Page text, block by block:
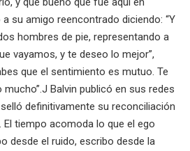
a su amigo reencontrado diciendo: “Y
hombres de pie, representando a
vayamos, y te deseo lo mejor”,
que el sentimiento es mutuo. Te
Balvin publicó en sus redes
definitivamente su reconciliación
El tiempo acomoda lo que el ego
desde el ruido, escribo desde la